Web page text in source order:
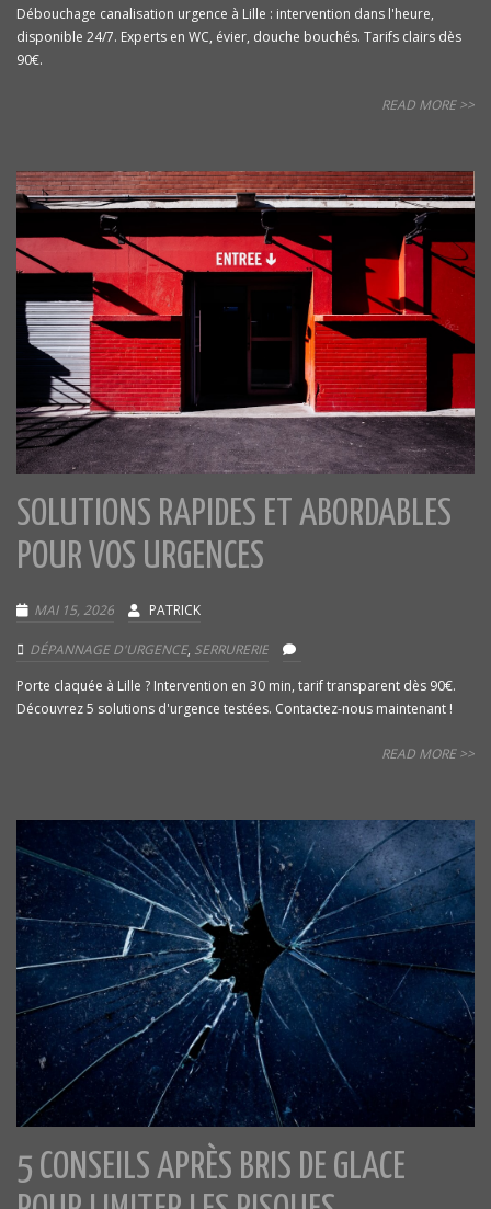
Débouchage canalisation urgence à Lille : intervention dans l'heure,
disponible 24/7. Experts en WC, évier, douche bouchés. Tarifs clairs dès
90€.
READ MORE >>
SOLUTIONS RAPIDES ET ABORDABLES
POUR VOS URGENCES
MAI 15, 2026 PATRICK
DÉPANNAGE D'URGENCE, SERRURERIE
Porte claquée à Lille ? Intervention en 30 min, tarif transparent dès 90€.
Découvrez 5 solutions d'urgence testées. Contactez-nous maintenant !
READ MORE >>
5 CONSEILS APRÈS BRIS DE GLACE